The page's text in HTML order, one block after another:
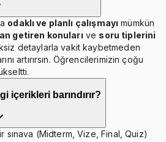
odaklı ve planlı çalışmayı mümkün
getiren konuları ve soru tiplerini
detaylarla vakit kaybetmeden
artırırsın. Öğrencilerimizin çoğu
içerikleri barındırır?
sınava (Midterm, Vize, Final, Quiz)